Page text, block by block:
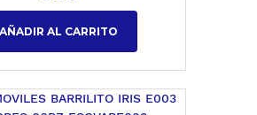
AÑADIR AL CARRITO